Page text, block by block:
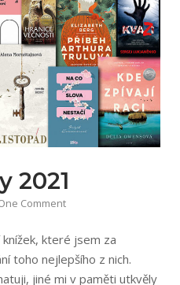
2021
Comment
které jsem za
toho nejlepšího z nich.
jiné mi v paměti utkvěly